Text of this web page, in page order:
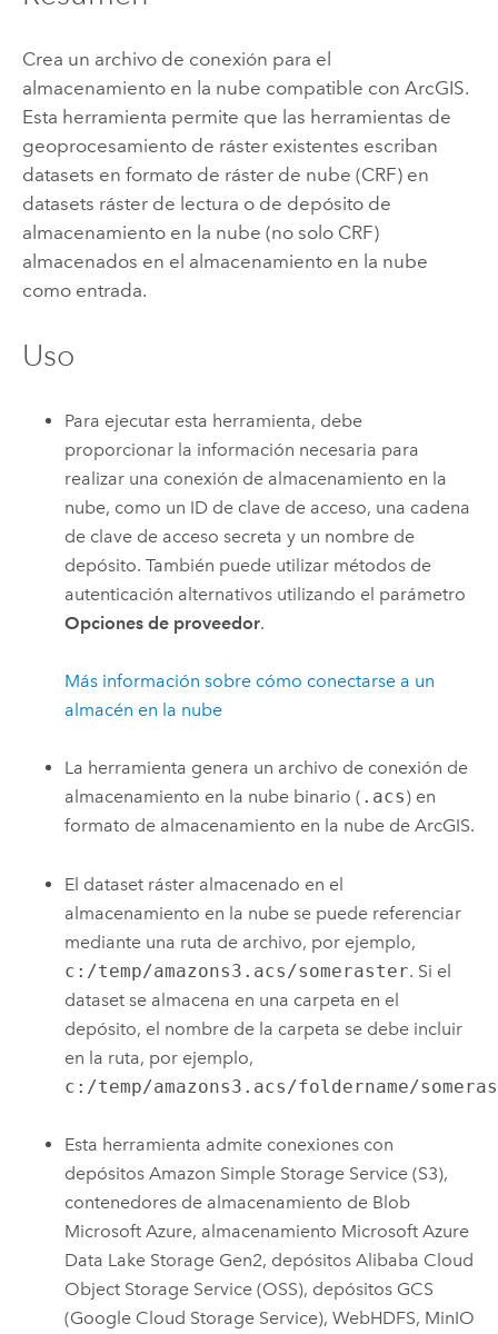
Crea un archivo de conexión para el
almacenamiento en la nube compatible con ArcGIS.
Esta herramienta permite que las herramientas de
geoprocesamiento de ráster existentes escriban
datasets en formato de ráster de nube (CRF) en
datasets ráster de lectura o de depósito de
almacenamiento en la nube (no solo CRF)
almacenados en el almacenamiento en la nube
como entrada.
Uso
Para ejecutar esta herramienta, debe
proporcionar la información necesaria para
realizar una conexión de almacenamiento en la
nube, como un ID de clave de acceso, una cadena
de clave de acceso secreta y un nombre de
depósito. También puede utilizar métodos de
autenticación alternativos utilizando el parámetro
Opciones de proveedor.
Más información sobre cómo conectarse a un
almacén en la nube
La herramienta genera un archivo de conexión de
almacenamiento en la nube binario ( .acs) en
formato de almacenamiento en la nube de ArcGIS.
El dataset ráster almacenado en el
almacenamiento en la nube se puede referenciar
mediante una ruta de archivo, por ejemplo,
c:/temp/amazons3.acs/someraster. Si el
dataset se almacena en una carpeta en el
depósito, el nombre de la carpeta se debe incluir
en la ruta, por ejemplo,
c:/temp/amazons3.acs/foldername/
Esta herramienta admite conexiones con
depósitosAmazon Simple Storage Service (S3),
contenedores de almacenamiento de Blob
Microsoft Azure, almacenamiento Microsoft Azure
Data Lake Storage Gen2, depósitosAlibaba Cloud
Object Storage Service (OSS), depósitos GCS
(Google Cloud Storage Service), WebHDFS, MinIO